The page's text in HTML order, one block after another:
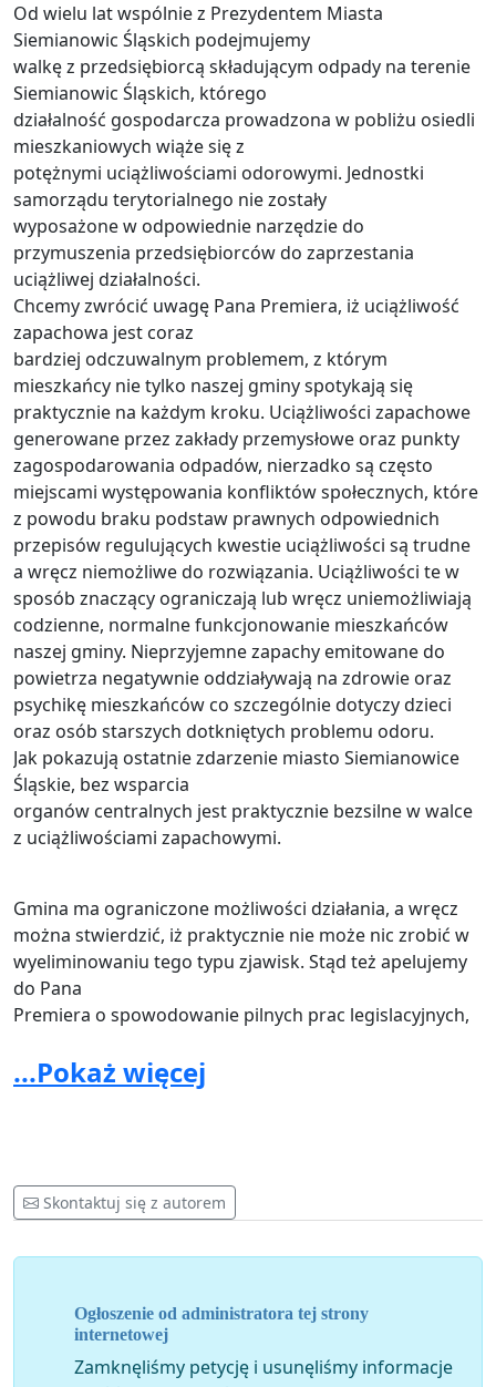
Od wielu lat wspólnie z Prezydentem Miasta
Siemianowic Śląskich podejmujemy
walkę z przedsiębiorcą składującym odpady na terenie
Siemianowic Śląskich, którego
działalność gospodarcza prowadzona w pobliżu osiedli
mieszkaniowych wiąże się z
potężnymi uciążliwościami odorowymi. Jednostki
samorządu terytorialnego nie zostały
wyposażone w odpowiednie narzędzie do
przymuszenia przedsiębiorców do zaprzestania
uciążliwej działalności.
Chcemy zwrócić uwagę Pana Premiera, iż uciążliwość
zapachowa jest coraz
bardziej odczuwalnym problemem, z którym
mieszkańcy nie tylko naszej gminy spotykają się
praktycznie na każdym kroku. Uciążliwości zapachowe
generowane przez zakłady przemysłowe oraz punkty
zagospodarowania odpadów, nierzadko są często
miejscami występowania konfliktów społecznych, które
z powodu braku podstaw prawnych odpowiednich
przepisów regulujących kwestie uciążliwości są trudne
a wręcz niemożliwe do rozwiązania. Uciążliwości te w
sposób znaczący ograniczają lub wręcz uniemożliwiają
codzienne, normalne funkcjonowanie mieszkańców
naszej gminy. Nieprzyjemne zapachy emitowane do
powietrza negatywnie oddziaływają na zdrowie oraz
psychikę mieszkańców co szczególnie dotyczy dzieci
oraz osób starszych dotkniętych problemu odoru.
Jak pokazują ostatnie zdarzenie miasto Siemianowice
Śląskie, bez wsparcia
organów centralnych jest praktycznie bezsilne w walce
z uciążliwościami zapachowymi.
Gmina ma ograniczone możliwości działania, a wręcz
można stwierdzić, iż praktycznie nie może nic zrobić w
wyeliminowaniu tego typu zjawisk. Stąd też apelujemy
do Pana
Premiera o spowodowanie pilnych prac legislacyjnych,
oraz procedur postępowania, pozwalających na szybkie
i efektywne ograniczenie odorów, będących
zaniechanie nielegalnych praktyk – generujących
uciążliwe zapachy, które do tej pory nie mogły zostać
objęte jakimkolwiek postępowaniem – ze względu na
Niniejszym wyrażamy zgodę na upublicznienie treści
ww. pisma.
...Pokaż więcej
Skontaktuj się z autorem
Ogłoszenie od administratora tej strony
internetowej
Zamknęliśmy petycję i usunęliśmy informacje